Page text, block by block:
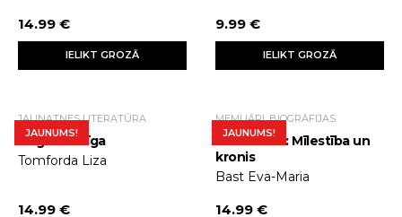
14.99 €
IELIKT GROZĀ
9.99 €
IELIKT GROZĀ
JAUNUMS!
JAUNATNES LITERATŪRA
Augstākā līga
Tomforda Liza
14.99 €
JAUNUMS!
MEMUĀRI, BIOGRĀFIJAS
Elizabete II: Mīlestība un
kronis
Bast Eva-Maria
14.99 €